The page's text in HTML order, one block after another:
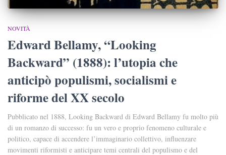
NOVITÀ
Edward Bellamy, “Looking
Backward” (1888): l’utopia che
anticipò populismi, socialismi e
riforme del XX secolo
Pubblicato nel 1888, Looking Backward di Edward Bellamy fu molto più
di un romanzo di successo: fu un vero e proprio fenomeno culturale e
politico, capace di accendere l’immaginario collettivo, influenzare
movimenti riformisti e anticipare temi centrali del populismo e del